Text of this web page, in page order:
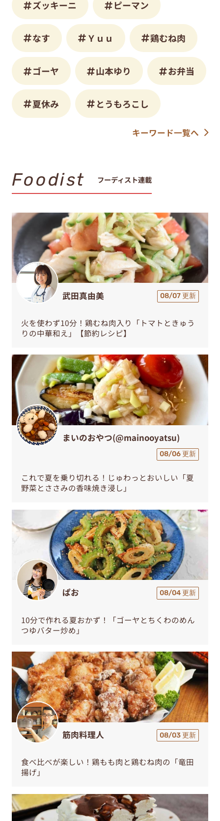
ズッキーニ ピーマン
なす Ｙｕｕ 鶏むね肉
ゴーヤ 山本ゆり お弁当
夏休み とうもろこし
キーワード一覧へ
Foodist フーディスト連載
武田真由美 08/07 更新
火を使わず10分！鶏むね肉入り「トマトときゅう
りの中華和え」【節約レシピ】
まいのおやつ(@mainooyatsu)
08/06 更新
これで夏を乗り切れる！じゅわっとおいしい「夏
野菜とささみの香味焼き浸し」
ぱお 08/04 更新
10分で作れる夏おかず！「ゴーヤとちくわのめん
つゆバター炒め」
筋肉料理人 08/03 更新
食べ比べが楽しい！鶏もも肉と鶏むね肉の「竜田
揚げ」